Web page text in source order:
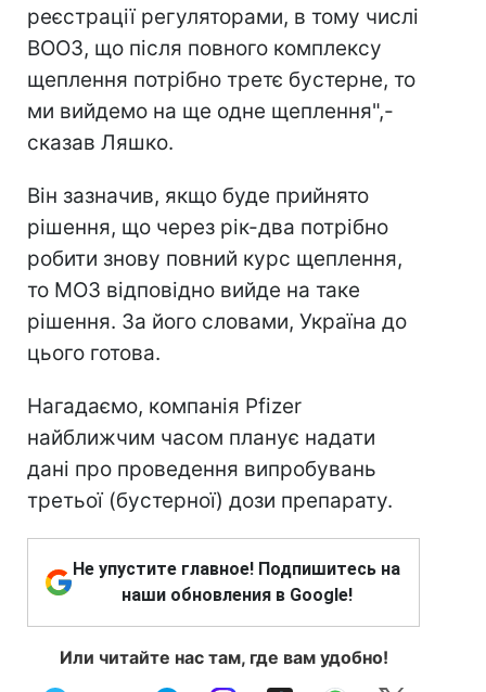
реєстрації регуляторами, в тому числі
ВООЗ, що після повного комплексу
щеплення потрібно третє бустерне, то
ми вийдемо на ще одне щеплення",-
сказав Ляшко.
Він зазначив, якщо буде прийнято
рішення, що через рік-два потрібно
робити знову повний курс щеплення,
то МОЗ відповідно вийде на таке
рішення. За його словами, Україна до
цього готова.
Нагадаємо, компанія Pfizer
найближчим часом планує надати
дані про проведення випробувань
третьої (бустерної) дози препарату.
Не упустите главное! Подпишитесь на
наши обновления в Google!
Или читайте нас там, где вам удобно!